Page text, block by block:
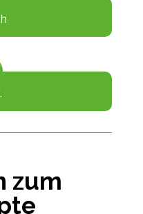
zum